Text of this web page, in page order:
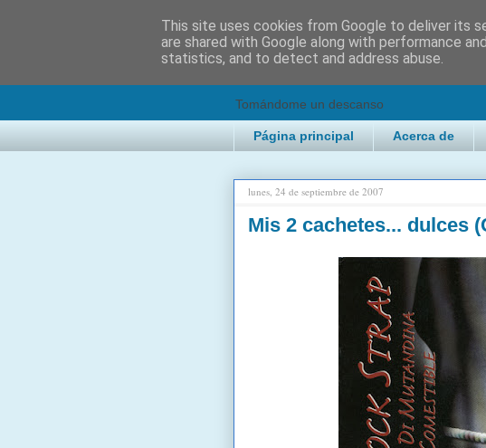
2KChTes
Tomándome un descanso
Página principal Acerca de
lunes, 24 de septiembre de 2007
Mis 2 cachetes... dulces
This site uses cookies from Google to deliver its
are shared with Google along with performance
statistics, and to detect and address abuse.